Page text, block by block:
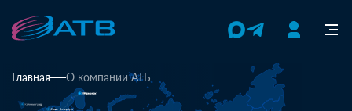
Главная О компании АТБ